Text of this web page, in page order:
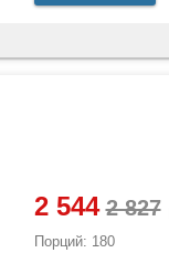
2 544
Порций: 180